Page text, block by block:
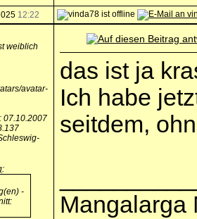
12:22
07.10.2007
:
das ist ja
Ich habe
seitdem,
Mangalarga